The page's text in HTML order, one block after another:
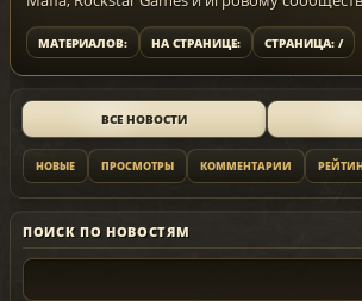
МАТЕРИАЛОВ: НА СТРАНИЦЕ: СТРАНИЦА: /
ВСЕ НОВОСТИ
НОВЫЕ ПРОСМОТРЫ КОММЕНТАРИИ
ПОИСК ПО НОВОСТЯМ